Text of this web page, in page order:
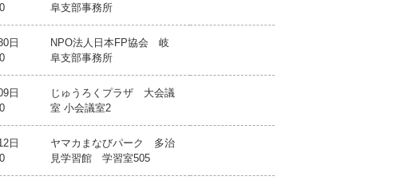
阜支部事務所
日
NPO法人日本FP協会 岐
阜支部事務所
日
じゅうろくプラザ 大会議
室 小会議室2
日
ヤマカまなびパーク 多治
見学習館 学習室505